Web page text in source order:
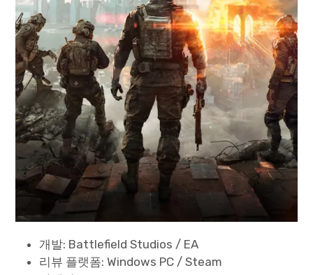
개발: Battlefield Studios / EA
리뷰 플랫폼: Windows PC / Steam